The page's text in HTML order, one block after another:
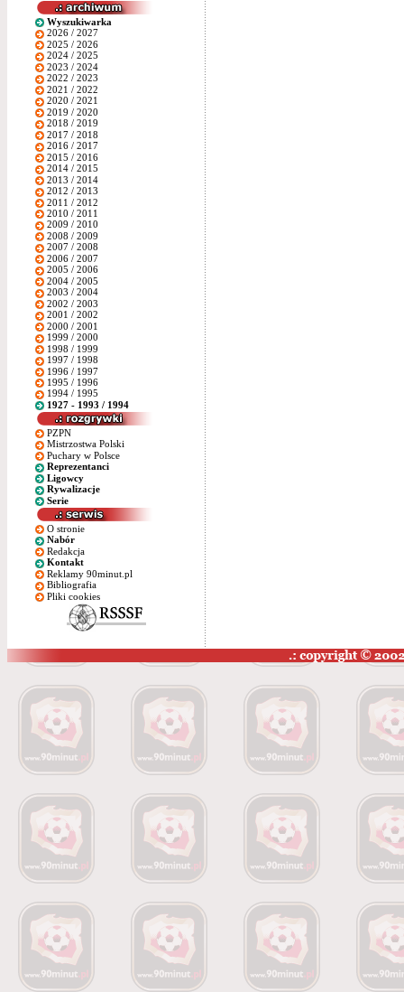
Wyszukiwarka
2026 / 2027
2025 / 2026
2024 / 2025
2023 / 2024
2022 / 2023
2021 / 2022
2020 / 2021
2019 / 2020
2018 / 2019
2017 / 2018
2016 / 2017
2015 / 2016
2014 / 2015
2013 / 2014
2012 / 2013
2011 / 2012
2010 / 2011
2009 / 2010
2008 / 2009
2007 / 2008
2006 / 2007
2005 / 2006
2004 / 2005
2003 / 2004
2002 / 2003
2001 / 2002
2000 / 2001
1999 / 2000
1998 / 1999
1997 / 1998
1996 / 1997
1995 / 1996
1994 / 1995
1927 - 1993 / 1994
PZPN
Mistrzostwa Polski
Puchary w Polsce
Reprezentanci
Ligowcy
Rywalizacje
Serie
O stronie
Nabór
Redakcja
Kontakt
Reklamy 90minut.pl
Bibliografia
Pliki cookies